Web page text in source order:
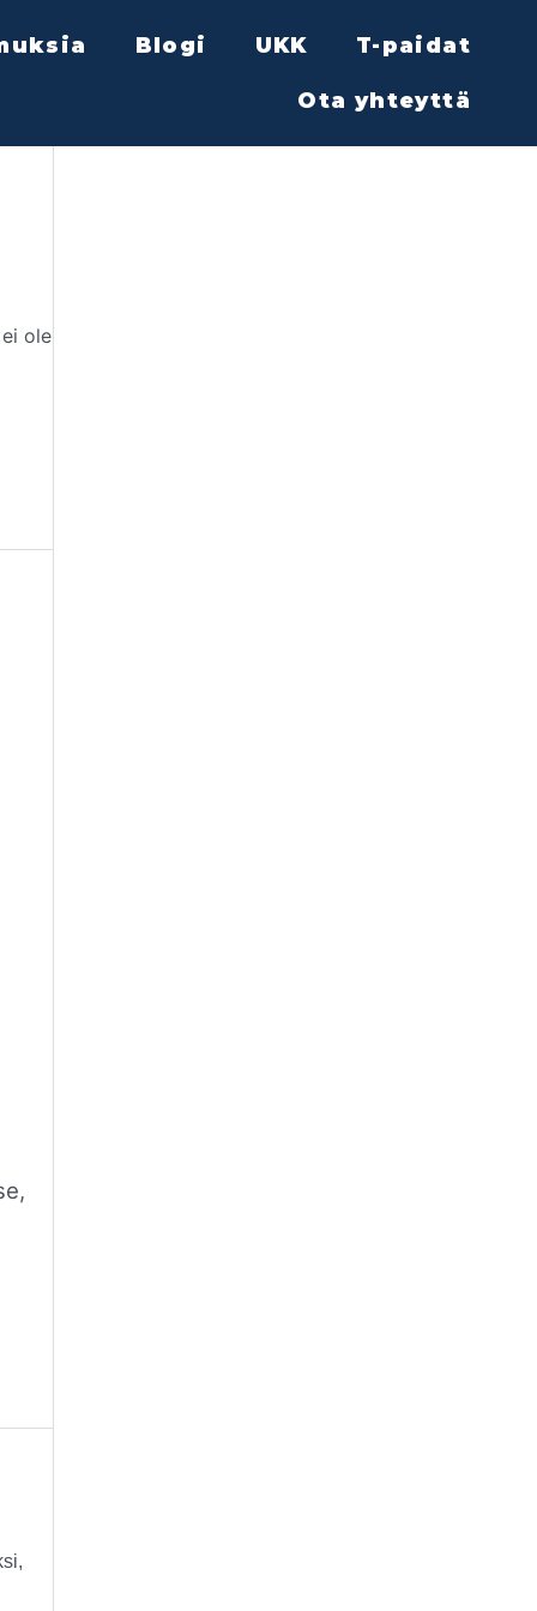
Blogi UKK T-paidat
Ota yhteyttä
ole